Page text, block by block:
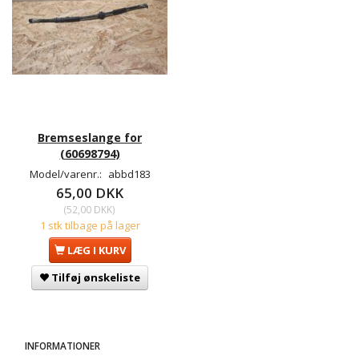
Bremseslange for
(60698794)
Model/varenr.: abbd183
65,00 DKK
(52,00 DKK)
1 stk tilbage på lager
LÆG I KURV
Tilføj ønskeliste
INFORMATIONER